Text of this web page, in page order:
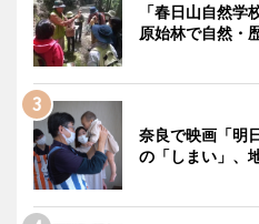
「春日山自然
原始林で自然・
奈良で映画「明
の「しまい」、